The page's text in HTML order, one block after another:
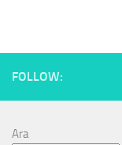
FOLLOW:
Ara